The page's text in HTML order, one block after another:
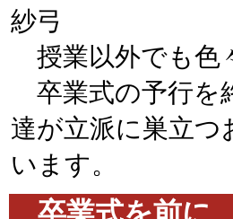
紗弓
授業以外でも色
卒業式の予行を
達が立派に巣立
います。